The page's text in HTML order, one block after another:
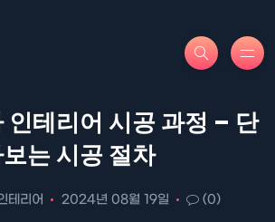
인테리어 시공 과정 – 단
는 시공 절차
테리어 2024년 08월 19일 (0)